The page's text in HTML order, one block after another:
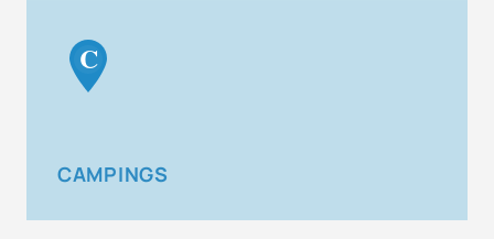
C
CAMPINGS